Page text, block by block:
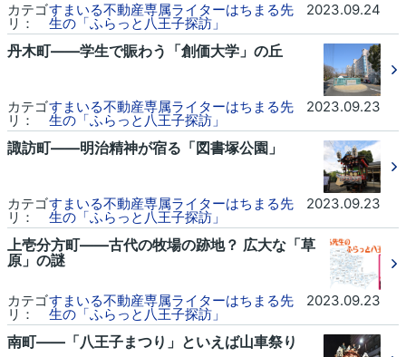
カテゴ
リ：
すまいる不動産専属ライターはちまる先
生の「ふらっと八王子探訪」
2023.09.24
丹木町――学生で賑わう「創価大学」の丘
カテゴ
リ：
すまいる不動産専属ライターはちまる先
生の「ふらっと八王子探訪」
2023.09.23
諏訪町――明治精神が宿る「図書塚公園」
カテゴ
リ：
すまいる不動産専属ライターはちまる先
生の「ふらっと八王子探訪」
2023.09.23
上壱分方町――古代の牧場の跡地？ 広大な「草
原」の謎
カテゴ
リ：
すまいる不動産専属ライターはちまる先
生の「ふらっと八王子探訪」
2023.09.23
南町――「八王子まつり」といえば山車祭り